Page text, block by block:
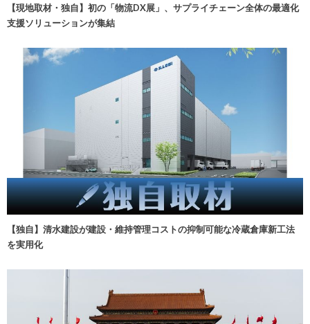
【現地取材・独自】初の「物流DX展」、サプライチェーン全体の最適化
支援ソリューションが集結
【独自】清水建設が建設・維持管理コストの抑制可能な冷蔵倉庫新工法
を実用化